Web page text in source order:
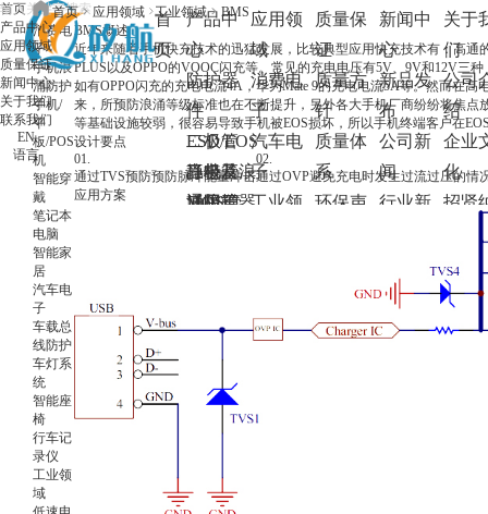
首
页
产品中
心
防护器
件
ESD/EOS
静电及浪
涌防护器
二极管
气体放电
体放电管
BPSS蓝
二极管
肖特基
二极管
极管
二极管
整流二
三极管
通用三
MOS管
MOS
IGBT模
特基二极
碳化硅
MOSFET
压保护
LDO
应用领
域
消费电
子
汽车电
子
工业领
电源
质量保
证
质量方
针
质量体
系
环保声
新闻中
心
新品发
布
公司新
闻
行业新
业内动
态
竞品分
关于
们
公司
绍
企业
化
招贤
首页
产品中心
应用领域
质量保证
新闻中心
关于我们
联系我们
EN
语言
首页 应用领域 工业领域
BMS
消费电
子
手机浪
涌防护
手机/
平
板/POS
机
智能穿
戴
笔记本
电脑
智能家
居
汽车电
子
车载总
线防护
车灯系
统
智能座
椅
行车记
录仪
工业领
域
BMS概述
近年来随着手机快充技术的迅猛发展，比较典型应用快充技术有：高通
PLUS以及OPPO的VOOC闪充等。常见的充电电压有5V、9V和12V三
如有OPPO闪充的充电电流4A，华为Mate 9的充电电流5A等。然而在
来，所预防浪涌等级标准也在不断提升，另外各大手机厂商纷纷将焦
等基础设施较弱，很容易导致手机被EOS损坏，所以手机终端客户在
设计要点
01.
通过TVS预防预防脉冲能量冲击
02.
通过OVP避免充电时发生过流过压的情
应用方案